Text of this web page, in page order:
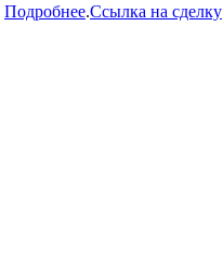
Подробнее.Ссылка на сделку